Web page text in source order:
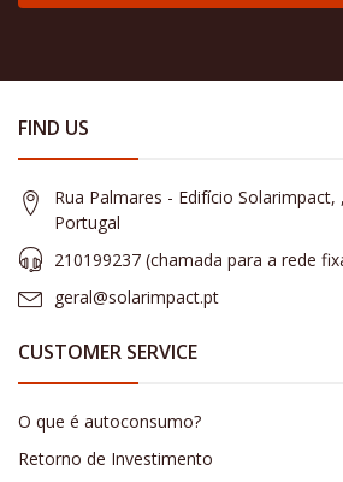
FIND US
Rua Palmares - Edifício
Portugal
210199237 (​chamada para a rede
geral@solarimpact.pt
CUSTOMER SERVICE
O que é autoconsumo?
Retorno de Investimento